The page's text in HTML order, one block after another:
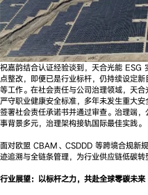
祝嘉韵结合认证经验谈到，天合光能 ESG
点整改，即便已是行业标杆，仍持续设定
等工作。在社会责任与公司治理领域，天合
严守职业健康安全标准，多年未发生重大
签署社会责任承诺书并通过审查。治理端
事背景多元，治理架构接轨国际最佳实践。
面对欧盟 CBAM、CSDDD 等跨境合规新
迹追溯与全链条管理，为行业供应链低碳转
行业展望：以标杆之力，共赴全球零碳未来